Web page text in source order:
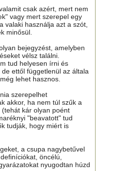
csak azért, mert nem
vagy mert szerepel egy
valaki használja azt a szót,
minősül.
bejegyzést, amelyben
vélsz találni.
tud helyesen írni és
ettől függetlenül az általa
lehet hasznos.
szerepelhet
akkor, ha nem túl szűk a
kár olyan poént
"beavatott" tud
tudják, hogy miért is
a csupa nagybetűvel
öncélú,
nyugodtan húzd